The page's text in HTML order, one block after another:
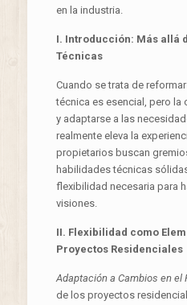
en la industria.
I. Introducción: Más allá
Técnicas
Cuando se trata de
técnica es esencial, pero la
y adaptarse a las
realmente eleva la
propietarios buscan
habilidades técnicas
flexibilidad necesaria para
visiones.
II. Flexibilidad como
Proyectos Residenciales
Adaptación a Cambios en el
de los proyectos